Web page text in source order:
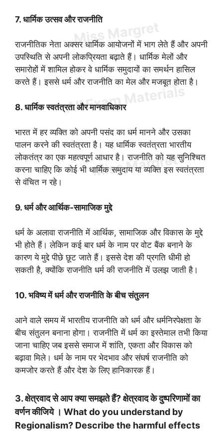
7. धार्मिक उत्सव और राजनीति
राजनीतिक नेता अक्सर धार्मिक आयोजनों में भाग लेते हैं और अपनी
उपस्थिति से अपनी लोकप्रियता बढ़ाते हैं। धार्मिक मेलों और
समारोहों में शामिल होकर वे धार्मिक समुदायों का समर्थन हासिल
करते हैं। इससे धर्म और राजनीति का मेल और मजबूत होता है।
8. धार्मिक स्वतंत्रता और मानवाधिकार
भारत में हर व्यक्ति को अपनी पसंद का धर्म मानने और उसका
पालन करने की स्वतंत्रता है। यह धार्मिक स्वतंत्रता भारतीय
लोकतंत्र का एक महत्वपूर्ण आधार है। राजनीति को यह सुनिश्चित
करना चाहिए कि कोई भी धार्मिक समुदाय या व्यक्ति इस स्वतंत्रता
से वंचित न रहे।
9. धर्म और आर्थिक-सामाजिक मुद्दे
धर्म के अलावा राजनीति में आर्थिक, सामाजिक और विकास के मुद्दे
भी होते हैं। लेकिन कई बार धर्म के नाम पर वोट बैंक बनाने के
कारण ये मुद्दे पीछे छूट जाते हैं। इससे देश की प्रगति धीमी हो
सकती है, क्योंकि राजनीति धर्म की राजनीति में उलझ जाती है।
10. भविष्य में धर्म और राजनीति के बीच संतुलन
आने वाले समय में भारतीय राजनीति को धर्म और धर्मनिरपेक्षता के
बीच संतुलन बनाना होगा। राजनीति में धर्म का इस्तेमाल तभी किया
जाना चाहिए जब इससे समाज में शांति, एकता और विकास को
बढ़ावा मिले। धर्म के नाम पर भेदभाव और संघर्ष राजनीति को
कमजोर करते हैं और देश के लिए हानिकारक हैं।
3. क्षेत्रवाद से आप क्या समझते हैं? क्षेत्रवाद के दुष्परिणामों का
वर्णन कीजिये । What do you understand by
Regionalism? Describe the harmful effects